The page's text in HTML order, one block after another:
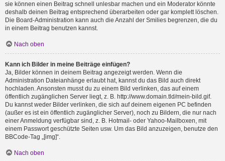
sie können einen Beitrag schnell unlesbar machen und ein Moderator könnte
deshalb deinen Beitrag entsprechend überarbeiten oder gar komplett löschen.
Die Board-Administration kann auch die Anzahl der Smilies begrenzen, die du
in einem Beitrag benutzen kannst.
Nach oben
Kann ich Bilder in meine Beiträge einfügen?
Ja, Bilder können in deinem Beitrag angezeigt werden. Wenn die
Administration Dateianhänge erlaubt hat, kannst du das Bild auch direkt
hochladen. Ansonsten musst du zu einem Bild verlinken, das auf einem
öffentlich zugänglichen Server liegt, z. B. http://www.domain.tld/mein-bild.gif.
Du kannst weder Bilder verlinken, die sich auf deinem eigenen PC befinden
(außer es ist ein öffentlich zugänglicher Server), noch zu Bildern, die nur nach
einer Anmeldung verfügbar sind, z. B. Hotmail- oder Yahoo-Mailboxen, mit
einem Passwort geschützte Seiten usw. Um das Bild anzuzeigen, benutze den
BBCode-Tag „[img]“.
Nach oben